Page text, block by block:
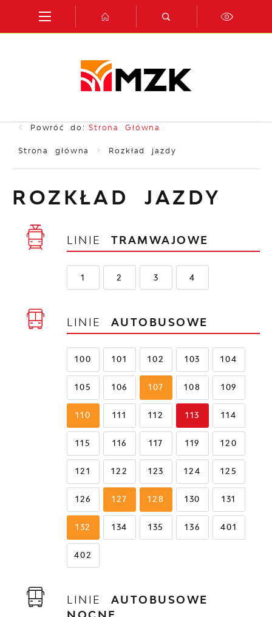
Przejdź do menu.
Przejdź do wyszukiwarki.
Przejdź do treści.
Przejdź do ustawień wielkości czcionki.
Włącz wersję kontrastową strony.
Powróć do: Strona Główna
Strona główna Rozkład jazdy
ROZKŁAD JAZDY
LINIE TRAMWAJOWE
1 2 3 4
LINIE AUTOBUSOWE
100 101 102 103 104
105 106 107 108 109
110 111 112 113 114
115 116 117 119 120
121 122 123 124 125
126 127 128 130 131
132 134 135 136 401
402
LINIE AUTOBUSOWE